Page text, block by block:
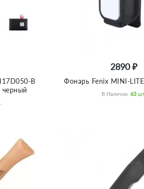
B
черный
2890 ₽
Фонарь Fenix MINI-
В Наличии: 63